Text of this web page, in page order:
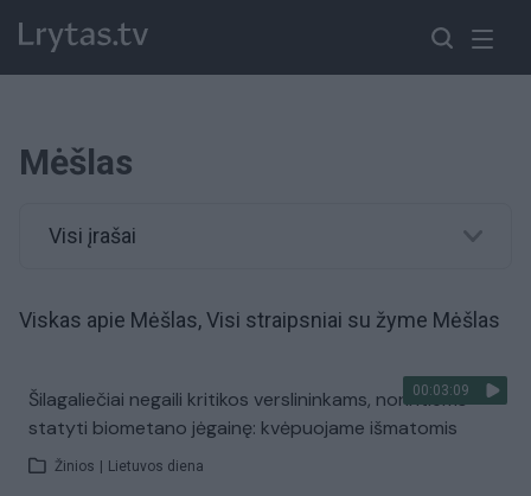
Mėšlas
Visi įrašai
Viskas apie Mėšlas, Visi straipsniai su žyme Mėšlas
00:03:09
Šilagaliečiai negaili kritikos verslininkams, norintiems
statyti biometano jėgainę: kvėpuojame išmatomis
Žinios Lietuvos diena